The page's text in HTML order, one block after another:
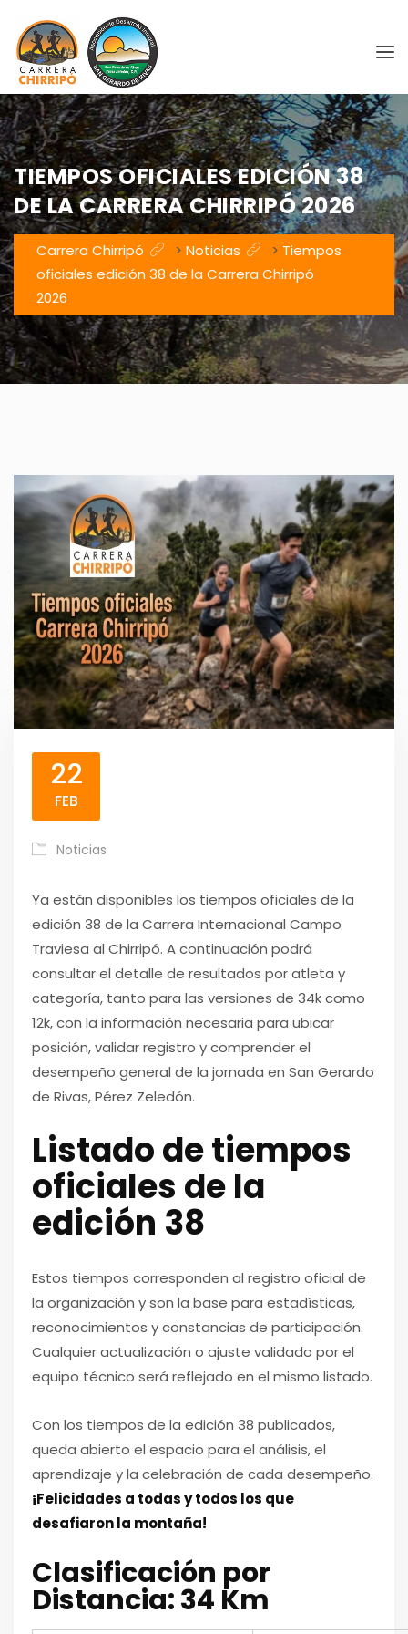
TIEMPOS OFICIALES EDICIÓN 38
DE LA CARRERA CHIRRIPÓ 2026
Carrera Chirripó > Noticias > Tiempos
oficiales edición 38 de la Carrera Chirripó
2026
22
FEB
Noticias
Ya están disponibles los tiempos oficiales de la
edición 38 de la Carrera Internacional Campo
Traviesa al Chirripó. A continuación podrá
consultar el detalle de resultados por atleta y
categoría, tanto para las versiones de 34k como
12k, con la información necesaria para ubicar
posición, validar registro y comprender el
desempeño general de la jornada en San Gerardo
de Rivas, Pérez Zeledón.
Listado de tiempos
oficiales de la
edición 38
Estos tiempos corresponden al registro oficial de
la organización y son la base para estadísticas,
reconocimientos y constancias de participación.
Cualquier actualización o ajuste validado por el
equipo técnico será reflejado en el mismo listado.
Con los tiempos de la edición 38 publicados,
queda abierto el espacio para el análisis, el
aprendizaje y la celebración de cada desempeño.
¡Felicidades a todas y todos los que
desafiaron la montaña!
Clasificación por
Distancia: 34 Km